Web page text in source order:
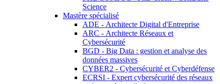
Science
Mastère spécialisé
ADE - Architecte Digital d'Entreprise
ARC - Architecte Réseaux et
Cybersécurité
BGD - Big Data : gestion et analyse des
données massives
CYBER2 - Cybersécurité et Cyberdéfense
ECRSI - Expert cybersécurité des réseaux